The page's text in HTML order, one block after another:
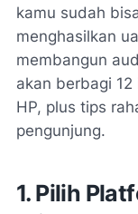
kamu sudah
menghasilkan
membangun
akan berbagi
HP, plus tips
pengunjung.
1. Pilih